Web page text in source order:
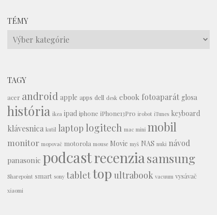
TÉMY
Témy
TAGY
acer android apple apps dell desk ebook fotoaparát glosa
história ikea ipad iphone iPhone13Pro irobot iTunes keyboard
klávesnica kutil laptop logitech mac mini mobil
monitor mopovač motorola mouse Movie myš NAS nuki návod
panasonic podcastrecenziasamsung
Sharepoint smart sony tablettop ultrabook vacuum vysávač
xiaomi